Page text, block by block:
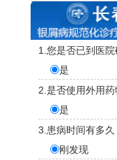
1.您是否已到医院
是
2.是否使用外用药
是
3.患病时间有多久
刚发现